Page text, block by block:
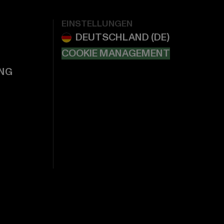
EINSTELLUNGEN
COOKIE MANAGEMENT